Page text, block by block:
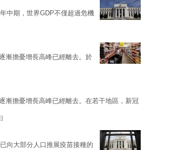
中期，世界GDP不僅超過危機
漸擔憂增長高峰已經離去。於
漸擔憂增長高峰已經離去。在若干地區，新冠
向大部分人口推展疫苗接種的